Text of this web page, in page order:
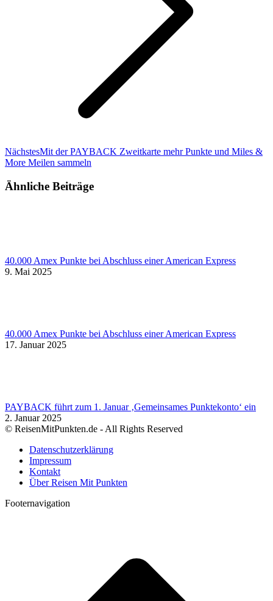
NächstesNächster
Beitrag:
Mit der PAYBACK Zweitkarte mehr Punkte und Miles &
More Meilen sammeln
Ähnliche Beiträge
40.000 Amex Punkte bei Abschluss einer American Express
9. Mai 2025
40.000 Amex Punkte bei Abschluss einer American Express
17. Januar 2025
PAYBACK führt zum 1. Januar ‚Gemeinsames Punktekonto‘ ein
2. Januar 2025
© ReisenMitPunkten.de - All Rights Reserved
Datenschutzerklärung
Impressum
Kontakt
Über Reisen Mit Punkten
Footernavigation